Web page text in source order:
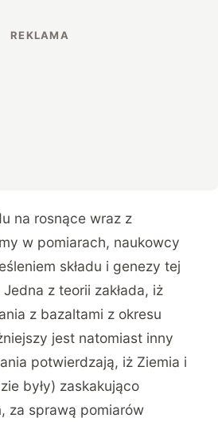
na rosnące wraz z
w pomiarach, naukowcy
składu i genezy tej
z teorii zakłada, iż
z bazaltami z okresu
jest natomiast inny
potwierdzają, iż Ziemia i
były) zaskakująco
za sprawą pomiarów